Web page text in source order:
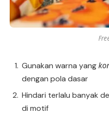
Gunakan warna yang
dengan pola dasar
Hindari terlalu banyak
di motif